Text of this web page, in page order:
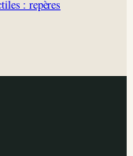
: repères